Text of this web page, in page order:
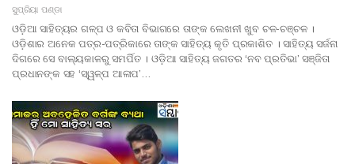
ସୁପ୍ରିୟା ପଣ୍ଡା
ଓଡ଼ିଆ ସାହିତ୍ୟର ଗଳ୍ପ ଓ କବିତା ବିଭାଗରେ ତାଙ୍କ ଲେଖନୀ ଖୁବ ଚଳ-ଚଞ୍ଚଳ ।
ଓଡ଼ିଶାର ଅନେକ ପତ୍ର-ପତ୍ରିକାରେ ତାଙ୍କ ସାହିତ୍ୟ କୃତି ପ୍ରକାଶିତ । ସାହିତ୍ୟ ସର୍ଜନା
ଦିଗରେ ସେ ବାଲ୍ୟକାଳରୁ ସମର୍ପିତ । ଓଡ଼ିଆ ସାହିତ୍ୟ ଜଗତର ‘ନବ ପ୍ରତିଭା’ ସଞ୍ଜିତା
ପ୍ରଧାନଙ୍କ ସହ ‘ସ୍ୱଳ୍ପ ଆଳାପ’…